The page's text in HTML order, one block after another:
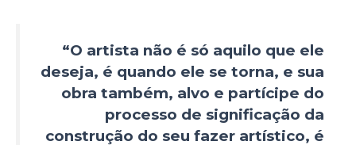
“O artista não é só aquilo que ele
deseja, é quando ele se torna, e sua
obra também, alvo e partícipe do
processo de significação da
construção do seu fazer artístico, é